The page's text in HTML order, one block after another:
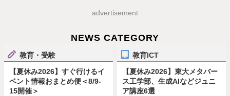
advertisement
NEWS CATEGORY
教育・受験
【夏休み2026】すぐ行けるイ
ベント情報おまとめ便＜8/9-
15開催＞
教育ICT
【夏休み2026】東大メタバー
ス工学部、生成AIなどジュニ
ア講座6選